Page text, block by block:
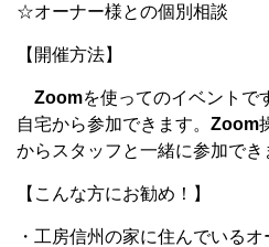
☆オーナー様との個別相談
【開催方法】
Zoomを使ってのイベントで
自宅から参加できます。 Zoom
からスタッフと一緒に参加でき
【こんな方にお勧め！】
・工房信州の家に住んでいる